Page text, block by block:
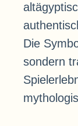
Die
sondern